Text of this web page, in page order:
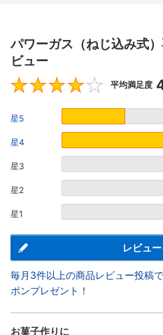
パワーガス（ねじ込み式
ビュー
平均満足度
星5
星4
星3
星2
星1
レビュー
毎月3件以上の商品レビュー投稿
ポンプレゼント！
お菓子作りに